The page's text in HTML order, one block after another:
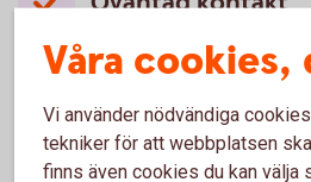
Oväntade kontakter som
välkända företag,
känner är ett vanligt
använder falska
trovärdighet och övertyga
Våra cookies,
Vi använder nödvändiga
tekniker för att webbplatsen
finns även cookies du kan välja